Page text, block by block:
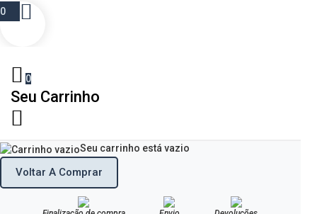
0
0
Seu Carrinho
Seu carrinho está vazio
Voltar A Comprar